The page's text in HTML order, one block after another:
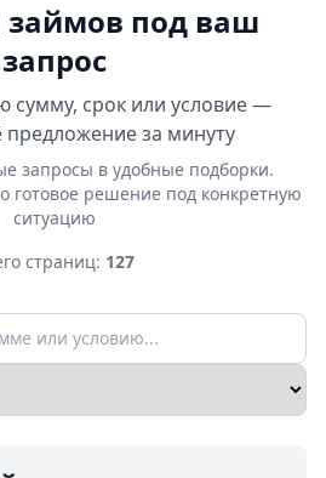
займов под ваш
запрос
сумму, срок или условие —
предложение за минуту
запросы в удобные подборки.
готовое решение под конкретную
ситуацию
страниц: 127